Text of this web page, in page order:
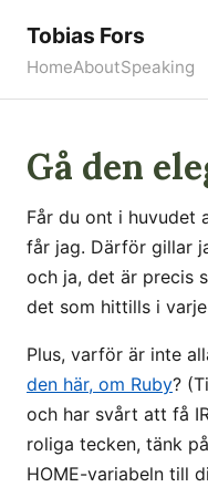
Tobias Fors
HomeAboutSpeaking
Gå den
Får du ont i huvudet
får jag. Därför gillar
och ja, det är precis
det som hittills i
Plus, varför är inte
den här, om Ruby?
och har svårt att få
roliga tecken, tänk
HOME-variabeln till